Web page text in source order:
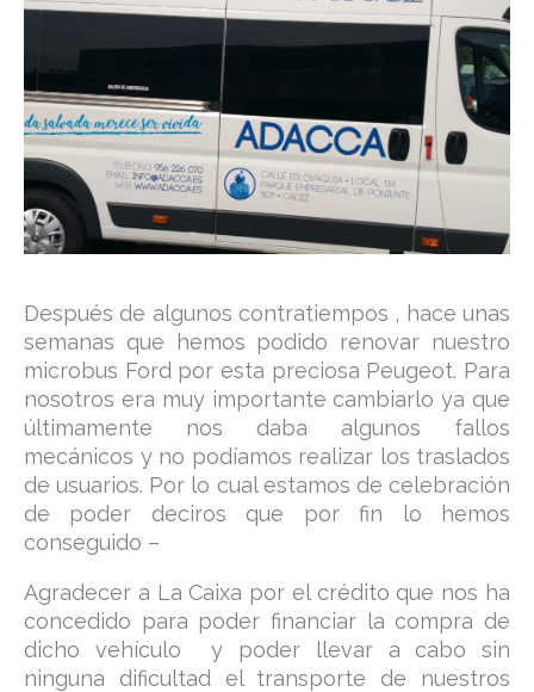
Después de algunos contratiempos , hace unas
semanas que hemos podido renovar nuestro
microbus Ford por esta preciosa Peugeot. Para
nosotros era muy importante cambiarlo ya que
últimamente nos daba algunos fallos
mecánicos y no podíamos realizar los traslados
de usuarios. Por lo cual estamos de celebración
de poder deciros que por fin lo hemos
conseguido –
Agradecer a La Caixa por el crédito que nos ha
concedido para poder financiar la compra de
dicho vehículo y poder llevar a cabo sin
ninguna dificultad el transporte de nuestros